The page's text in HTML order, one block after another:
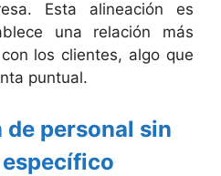
Esta alineación es
una relación más
los clientes, algo que
puntual.
personal sin